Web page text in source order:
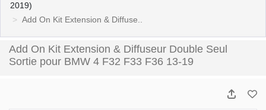
2019)
Add On Kit Extension & Diffuse..
Add On Kit Extension & Diffuseur Double Seul
Sortie pour BMW 4 F32 F33 F36 13-19